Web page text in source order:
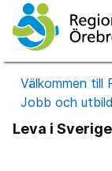
Välkommen till
Jobb och
Leva i